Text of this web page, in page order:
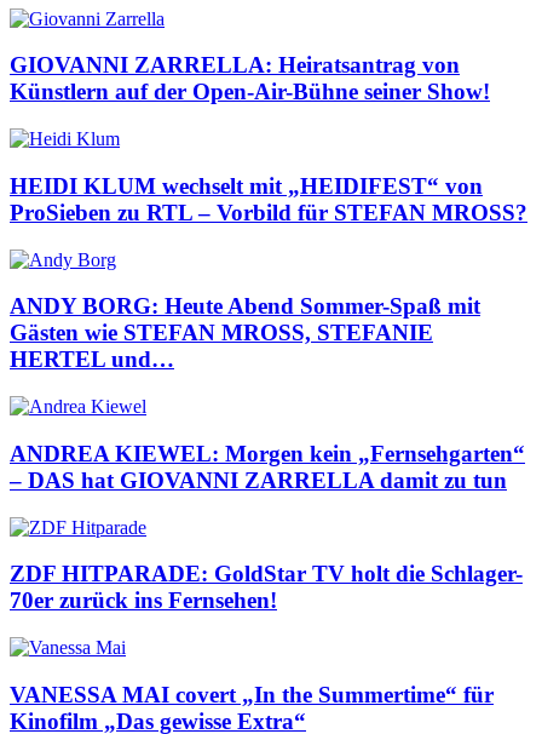
GIOVANNI ZARRELLA: Heiratsantrag von
Künstlern auf der Open-Air-Bühne seiner Show!
HEIDI KLUM wechselt mit „HEIDIFEST“ von
ProSieben zu RTL – Vorbild für STEFAN MROSS?
ANDY BORG: Heute Abend Sommer-Spaß mit
Gästen wie STEFAN MROSS, STEFANIE
HERTEL und…
ANDREA KIEWEL: Morgen kein „Fernsehgarten“
– DAS hat GIOVANNI ZARRELLA damit zu tun
ZDF HITPARADE: GoldStar TV holt die Schlager-
70er zurück ins Fernsehen!
VANESSA MAI covert „In the Summertime“ für
Kinofilm „Das gewisse Extra“